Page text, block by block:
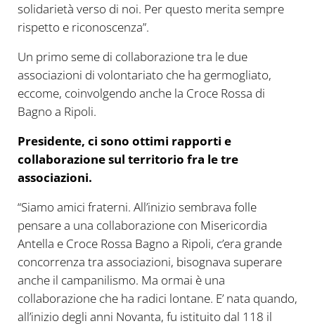
solidarietà verso di noi. Per questo merita sempre
rispetto e riconoscenza”.
Un primo seme di collaborazione tra le due
associazioni di volontariato che ha germogliato,
eccome, coinvolgendo anche la Croce Rossa di
Bagno a Ripoli.
Presidente, ci sono ottimi rapporti e
collaborazione sul territorio fra le tre
associazioni.
“Siamo amici fraterni. All’inizio sembrava folle
pensare a una collaborazione con Misericordia
Antella e Croce Rossa Bagno a Ripoli, c’era grande
concorrenza tra associazioni, bisognava superare
anche il campanilismo. Ma ormai è una
collaborazione che ha radici lontane. E’ nata quando,
all’inizio degli anni Novanta, fu istituito dal 118 il